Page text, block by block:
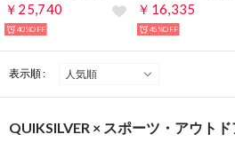
￥25,740
40%OFF
￥16,335
45%OFF
表示順 :
QUIKSILVER × スポーツ・アウト